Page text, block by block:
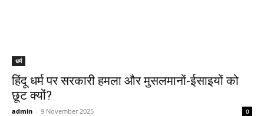
धर्म
हिंदू धर्म पर सरकारी हमला और मुसलमानों-ईसाइयों को
छूट क्यों?
admin - 9 November 2025 0